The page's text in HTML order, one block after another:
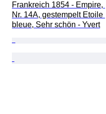
Frankreich 1854 - Empire,
Nr. 14A, gestempelt Etoile
bleue, Sehr schön - Yvert